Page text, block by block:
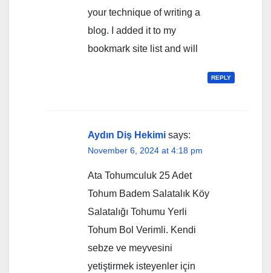
your technique of writing a
blog. I added it to my
bookmark site list and will
REPLY
Aydın Diş Hekimi says:
November 6, 2024 at 4:18 pm
Ata Tohumculuk 25 Adet
Tohum Badem Salatalık Köy
Salatalığı Tohumu Yerli
Tohum Bol Verimli. Kendi
sebze ve meyvesini
yetiştirmek isteyenler için